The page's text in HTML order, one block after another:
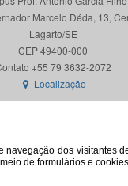
dos visitantes
de formulários e
Marcelo Déda, 13,
Lagarto/SE
CEP 49400-000
Localização